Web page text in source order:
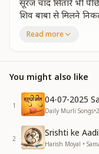
सूरज चांद सितारे भी
शिव बाबा से मिलने
आज समय कितना सुंदर है
परमधाम बेहद के घर में ये
जगमग दमक रहा है
यही तो अपने शिव बाबा है
यही तो अपने शिव बाबा
जो करते है कल्याण
शिव बाबा से मिलने निकली
ब्रम्हा की संतान
आज समय कितना सुंदर
Read more
You might also like
1
04-07-2025
Daily Murli Songs•
2
Srishti ke
Harish Moyal •